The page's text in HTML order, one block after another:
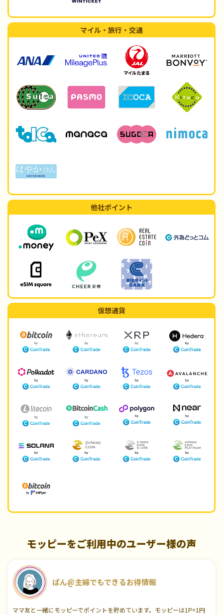
マイル・旅行・交通
他社ポイント
仮想通貨
モッピーをご利用中のユーザー様の声
ぱん@主婦でもできるお得情報
ママ友と一緒にモッピーでポイントを貯めています。モッピーは1P=1円